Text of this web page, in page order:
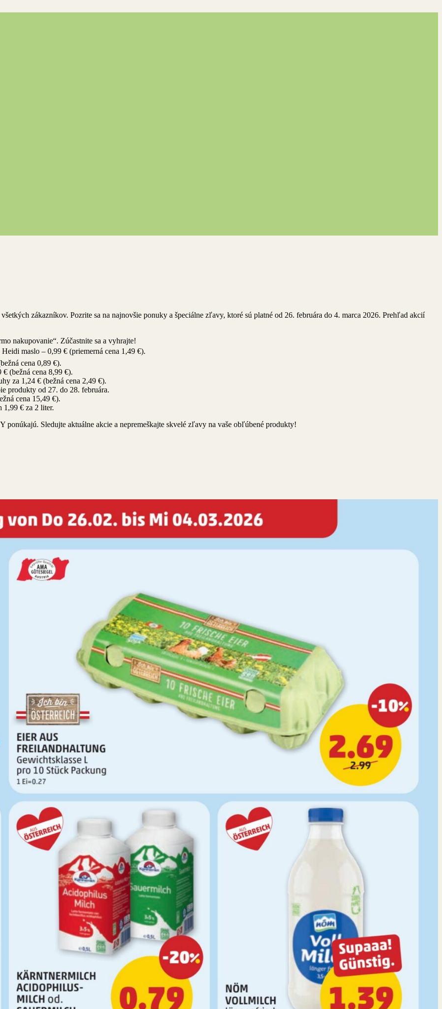
zákazníkov. Pozrite sa na najnovšie ponuky a špeciálne zľavy, ktoré sú platné od 26. februára do 4. marca 2026. Prehľad akcií
nakupovanie“. Zúčastnite sa a vyhrajte!
maslo – 0,99 € (priemerná cena 1,49 €).
cena 0,89 €).
(bežná cena 8,99 €).
za 1,24 € (bežná cena 2,49 €).
produkty od 27. do 28. februára.
cena 15,49 €).
1,99 € za 2 liter.
Sledujte aktuálne akcie a nepremeškajte skvelé zľavy na vaše obľúbené produkty!